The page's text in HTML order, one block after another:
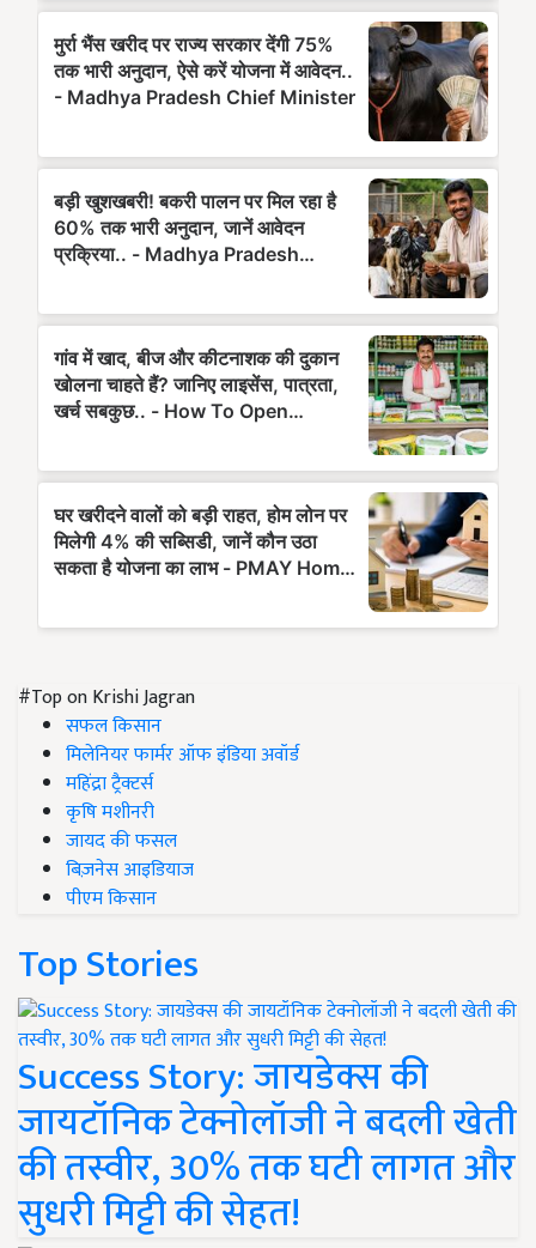
#Top on Krishi Jagran
सफल किसान
मिलेनियर फार्मर ऑफ इंडिया अवॉर्ड
महिंद्रा ट्रैक्टर्स
कृषि मशीनरी
जायद की फसल
बिज़नेस आइडियाज
पीएम किसान
Top Stories
Success Story: जायडेक्स की
जायटॉनिक टेक्नोलॉजी ने बदली खेती
की तस्वीर, 30% तक घटी लागत और
सुधरी मिट्टी की सेहत!